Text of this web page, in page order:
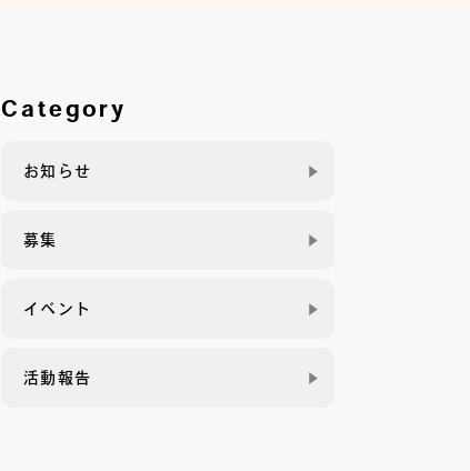
Category
お知らせ
募集
イベント
活動報告